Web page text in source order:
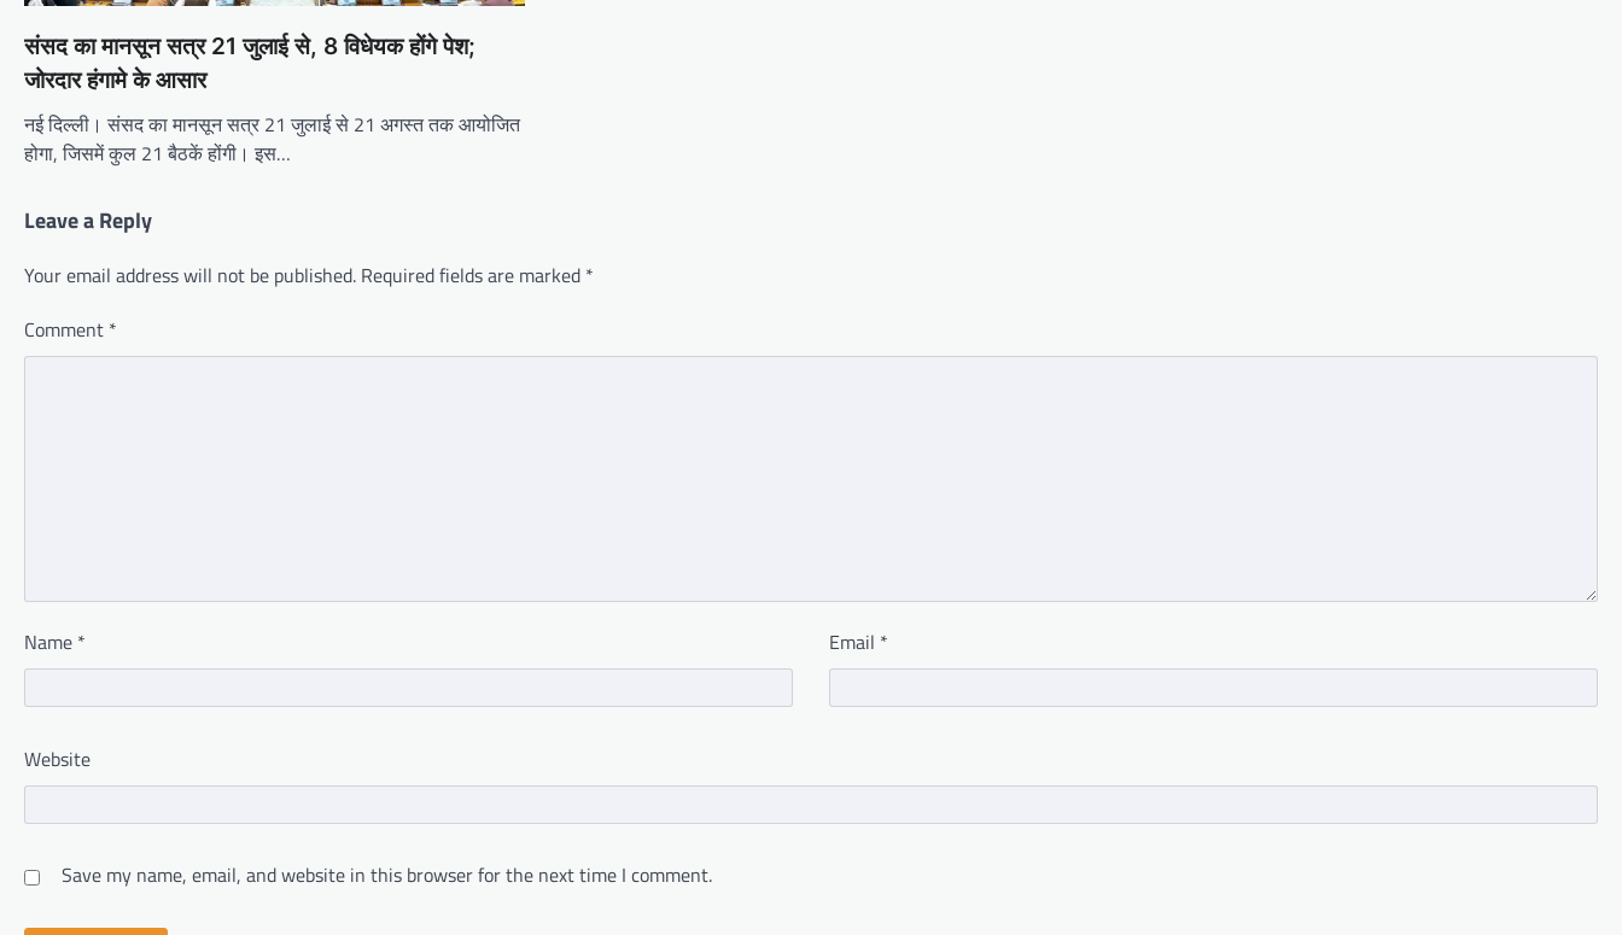
संसद का मानसून सत्र 21 जुलाई से, 8 विधेयक होंगे पेश;
जोरदार हंगामे के आसार
नई दिल्ली। संसद का मानसून सत्र 21 जुलाई से 21 अगस्त तक आयोजित
होगा, जिसमें कुल 21 बैठकें होंगी। इस…
Leave a Reply
Your email address will not be published. Required fields are marked *
Comment *
Name * Email *
Website
Save my name, email, and website in this browser for the next time I comment.